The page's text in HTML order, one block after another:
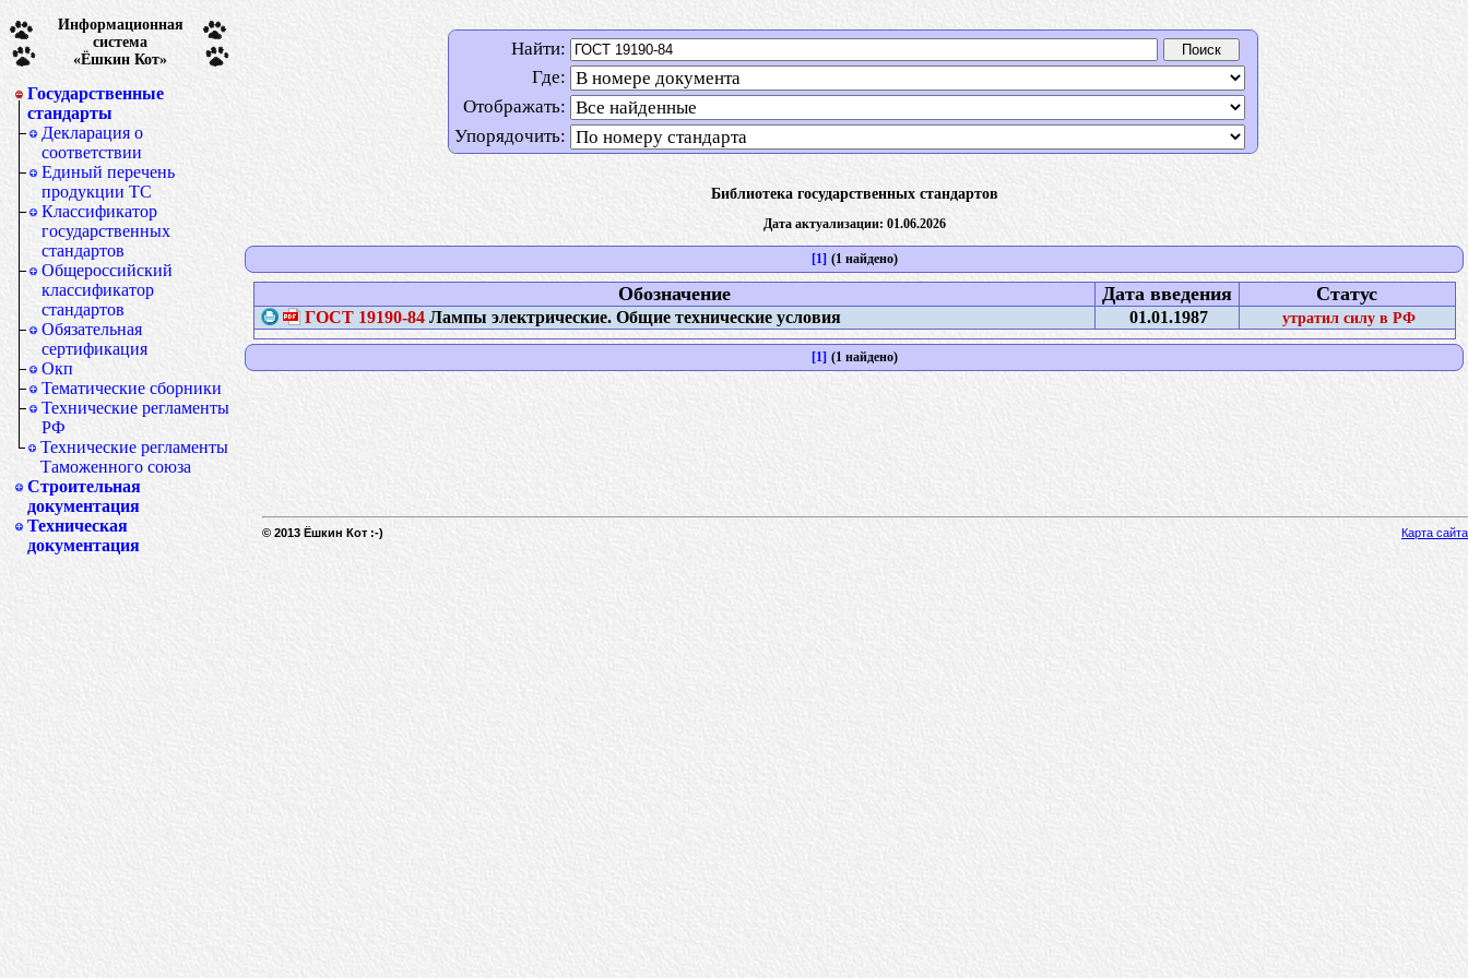
Информационная
система
«Ёшкин Кот»
Государственные
стандарты
Декларация о
соответствии
Единый перечень
продукции ТС
Классификатор
государственных
стандартов
Общероссийский
классификатор
стандартов
Обязательная
сертификация
Окп
Тематические сборники
Технические регламенты
РФ
Технические регламенты
Таможенного союза
Строительная
документация
Техническая
документация
Найти:
Где:
Отображать:
Упорядочить:
Библиотека государственных стандартов
Дата актуализации: 01.06.2026
[1] (1 найдено)
Обозначение Дата введения Статус
ГОСТ 19190-84Лампы электрические. Общие технические условия 01.01.1987 утратил силу в РФ
[1] (1 найдено)
© 2013 Ёшкин Кот :-) Карта сайта